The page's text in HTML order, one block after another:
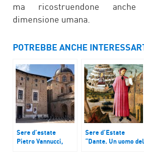
ma ricostruendone
dimensione umana.
POTREBBE ANCHE
Sere d’estate
Pietro Vannucci,
Sere d’Estate
“Dante. Un uomo del